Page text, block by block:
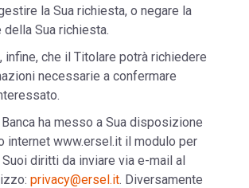
la Sua richiesta, o negare la
Sua richiesta.
infine, che il Titolare potrà richiedere
necessarie a confermare
ha messo a Sua disposizione
internet www.ersel.it il modulo per
diritti da inviare via e-mail al
privacy@ersel.it. Diversamente